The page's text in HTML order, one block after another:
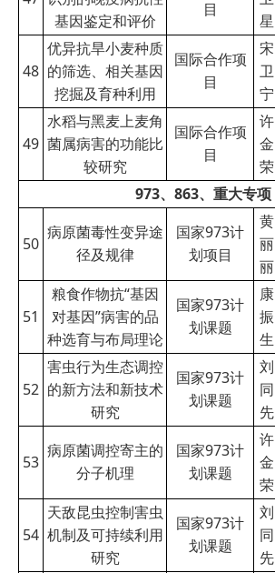
基因鉴定和评价
目
星
48
优异抗旱小麦种质
的筛选、相关基因
挖掘及育种利用
国际合作项
目
宋
卫
宁
49
水稻与黑麦上麦角
菌属病害的功能比
较研究
国际合作项
目
许
金
荣
973、863、重大专项
50
病原菌毒性变异途
径及规律
国家973计
划项目
黄
丽
丽
51
粮食作物抗“基因
对基因”病害的品
种选育与布局理论
国家973计
划课题
康
振
生
52
害虫行为生态调控
的新方法和新技术
研究
国家973计
划课题
刘
同
先
53
病原菌调控寄主的
分子机理
国家973计
划课题
许
金
荣
54
天敌昆虫控制害虫
机制及可持续利用
研究
国家973计
划课题
刘
同
先